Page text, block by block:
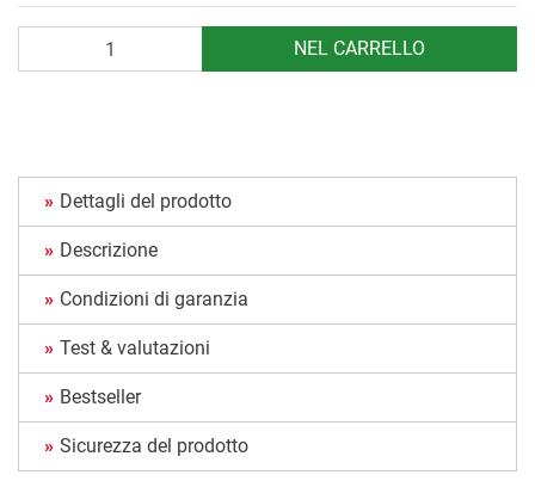
NEL CARRELLO
Dettagli del prodotto
Descrizione
Condizioni di garanzia
Test & valutazioni
Bestseller
Sicurezza del prodotto